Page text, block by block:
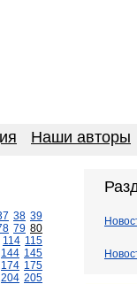
Наши авторы
38 39
79 80
114 115
144 145
174 175
204 205